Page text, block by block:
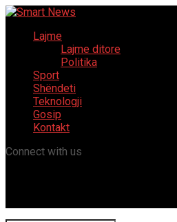
Lajme
Lajme ditore
Politika
Sport
Shëndeti
Teknologji
Gosip
Kontakt
Connect with us